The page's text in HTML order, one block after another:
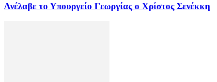
Ανέλαβε το Υπουργείο Γεωργίας ο Χρίστος Σενέκκη